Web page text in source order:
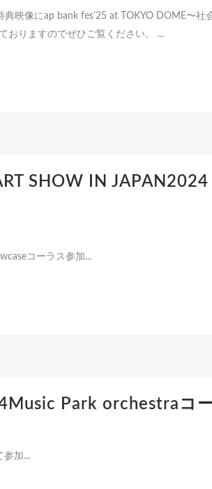
映像にap bank fes'25 at TOKYO DOME〜社
おりますのでぜひご覧ください。 ...
SHOW IN
コーラス参加...
Park orchestraコ
参加...